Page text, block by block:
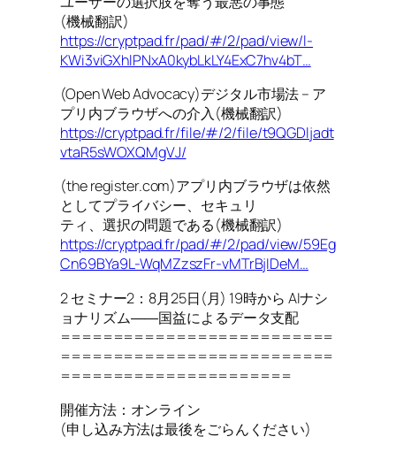
(機械翻訳)
https://cryptpad.fr/pad/#/2/pad/view/l-
KWi3viGXhlPNxA0kybLkLY4ExC7hv4bT…
(Open Web Advocacy)デジタル市場法 – ア
プリ内ブラウザへの介入(機械翻訳)
https://cryptpad.fr/file/#/2/file/t9QGDljadt
vtaR5sWOXQMgVJ/
(the register.com)アプリ内ブラウザは依然
としてプライバシー、セキュリ
ティ、選択の問題である(機械翻訳)
https://cryptpad.fr/pad/#/2/pad/view/59Eg
Cn69BYa9L-WqMZzszFr-vMTrBjIDeM…
2 セミナー2：8月25日(月) 19時から AIナシ
ョナリズム――国益によるデータ支配
==========================
==========================
======================
開催方法：オンライン
(申し込み方法は最後をごらんください)